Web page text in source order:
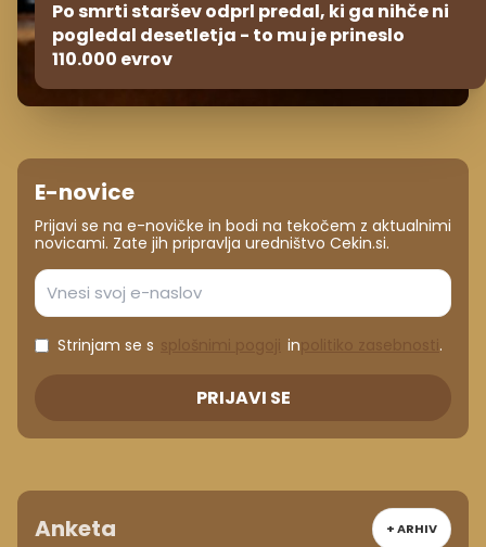
Po smrti staršev odprl predal, ki ga nihče ni
pogledal desetletja - to mu je prineslo
110.000 evrov
E-novice
Prijavi se na e-novičke in bodi na tekočem z aktualnimi
novicami. Zate jih pripravlja uredništvo Cekin.si.
Strinjam se s in .
PRIJAVI SE
Anketa + ARHIV